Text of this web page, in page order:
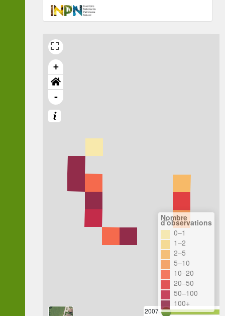
+
-
2007
Nombre
d'observations
0–1
1–2
2–5
5–10
10–20
20–50
50–100
100+